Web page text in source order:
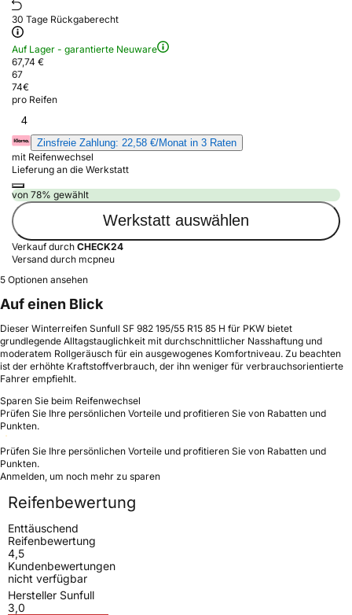
30 Tage Rückgaberecht
Auf Lager - garantierte Neuware
67,74 €
67
74€
pro Reifen
4
Zinsfreie Zahlung: 22,58 €/Monat in 3 Raten
mit Reifenwechsel
Lieferung an die Werkstatt
von 78% gewählt
Werkstatt auswählen
Verkauf durch CHECK24
Versand durch mcpneu
5 Optionen ansehen
Auf einen Blick
Dieser Winterreifen Sunfull SF 982 195/55 R15 85 H für PKW bietet
grundlegende Alltagstauglichkeit mit durchschnittlicher Nasshaftung und
moderatem Rollgeräusch für ein ausgewogenes Komfortniveau. Zu beachten
ist der erhöhte Kraftstoffverbrauch, der ihn weniger für verbrauchsorientierte
Fahrer empfiehlt.
Sparen Sie beim Reifenwechsel
Prüfen Sie Ihre persönlichen Vorteile und profitieren Sie von Rabatten und
Punkten.
Prüfen Sie Ihre persönlichen Vorteile und profitieren Sie von Rabatten und
Punkten.
Anmelden, um noch mehr zu sparen
Reifenbewertung
Enttäuschend
Reifenbewertung
4,5
Kundenbewertungen
nicht verfügbar
Hersteller Sunfull
3,0